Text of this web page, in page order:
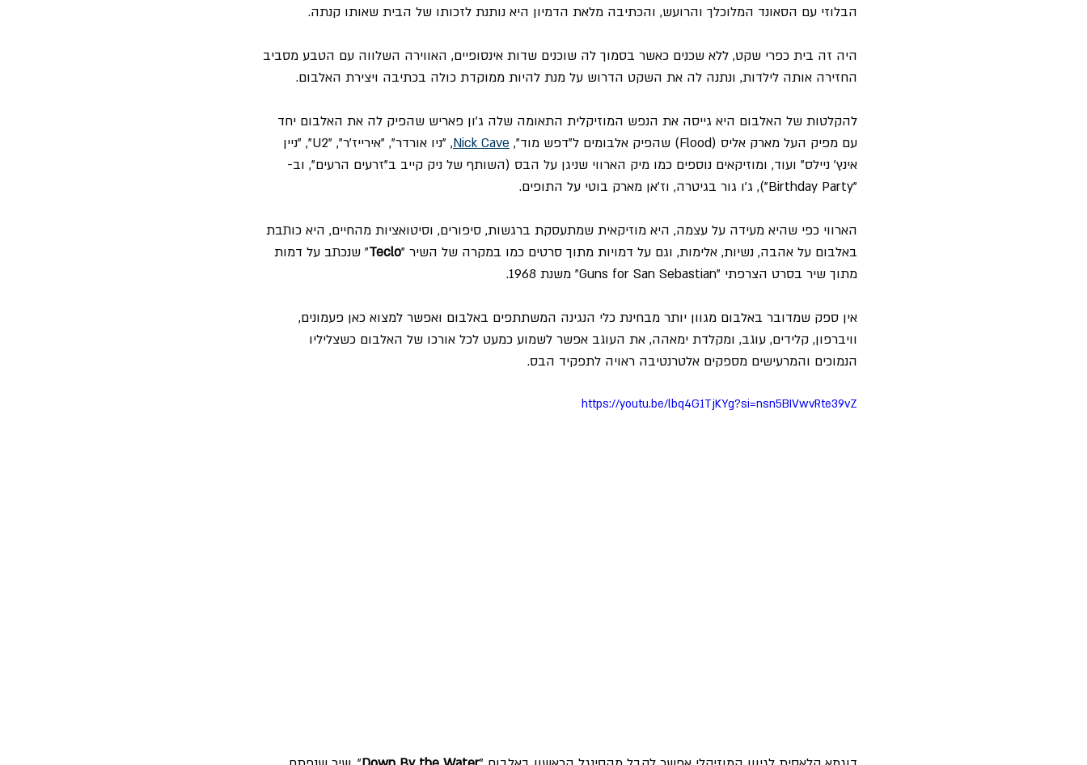
הבלוזי עם הסאונד המלוכלך והרועש, והכתיבה מלאת הדמיון היא נותנת לזכותו של הבית שאותו קנתה.
היה זה בית כפרי שקט, ללא שכנים כאשר בסמוך לה שוכנים שדות אינסופיים, האווירה השלווה עם הטבע מסביב
החזירה אותה לילדות, ונתנה לה את השקט הדרוש על מנת להיות ממוקדת כולה בכתיבה ויצירת האלבום.
להקלטות של האלבום היא גייסה את הנפש המוזיקלית התאומה שלה ג'ון פאריש שהפיק לה את האלבום יחד
עם מפיק העל מארק אליס (Flood) שהפיק אלבומים ל"דפש מוד",
Nick Cave
, "ניו אורדר", "אירייז'ר", "U2", "ניין
אינץ' ניילס" ועוד, ומוזיקאים נוספים כמו מיק הארווי שניגן על הבס (השותף של ניק קייב ב"זרעים הרעים", וב-
"Birthday Party"), ג'ו גור בגיטרה, וז'אן מארק בוטי על התופים.
הארווי כפי שהיא מעידה על עצמה, היא מוזיקאית שמתעסקת ברגשות, סיפורים, וסיטואציות מהחיים, היא כותבת
באלבום על אהבה, נשיות, אלימות, וגם על דמויות מתוך סרטים כמו במקרה של השיר "Teclo" שנכתב על דמות
מתוך שיר בסרט הצרפתי "Guns for San Sebastian" משנת 1968.
אין ספק שמדובר באלבום מגוון יותר מבחינת כלי הנגינה המשתתפים באלבום ואפשר למצוא כאן פעמונים,
וויברפון, קלידים, עוגב, ומקלדת ימאהה, את העוגב אפשר לשמוע כמעט לכל אורכו של האלבום כשצליליו
הנמוכים והמרעישים מספקים אלטרנטיבה ראויה לתפקיד הבס.
https://youtu.be/lbq4G1TjKYg?si=nsn5BIVwvRte39vZ